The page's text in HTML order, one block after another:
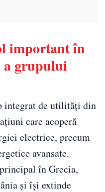
important în
a grupului
integrat de utilități din
care acoperă
electrice, precum
avansate.
în Grecia,
și își extinde